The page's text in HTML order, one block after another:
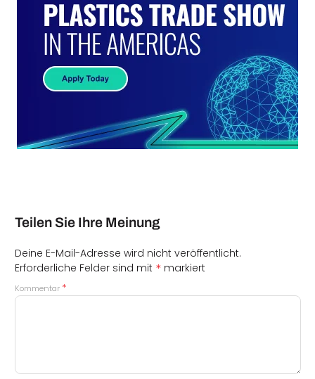
Teilen Sie Ihre Meinung
Deine E-Mail-Adresse wird nicht veröffentlicht.
Erforderliche Felder sind mit * markiert
Kommentar *